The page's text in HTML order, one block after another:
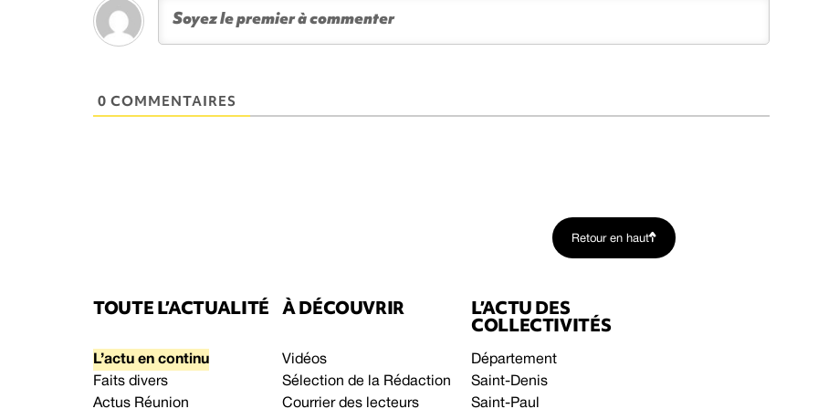
0 COMMENTAIRES
Retour en haut
TOUTE L’ACTUALITÉ
L’actu en continu
Faits divers
Actus Réunion
À DÉCOUVRIR
Vidéos
Sélection de la Rédaction
Courrier des lecteurs
L’ACTU DES
COLLECTIVITÉS
Département
Saint-Denis
Saint-Paul